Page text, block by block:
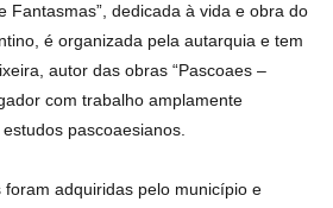
Fantasmas”, dedicada à vida e obra do
é organizada pela autarquia e tem
autor das obras “Pascoaes –
com trabalho amplamente
pascoaesianos.
foram adquiridas pelo município e